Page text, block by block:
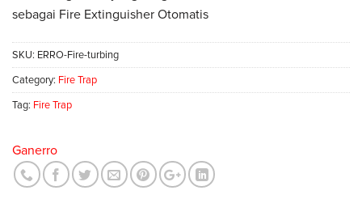
sebagai Fire Extinguisher Otomatis
SKU: ERRO-Fire-turbing
Category: Fire Trap
Tag: Fire Trap
Ganerro